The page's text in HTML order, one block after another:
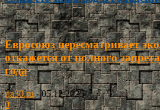
Евросоюз пересматривает
откажется от полного
года
ria30.ru - 05.12.2025
0